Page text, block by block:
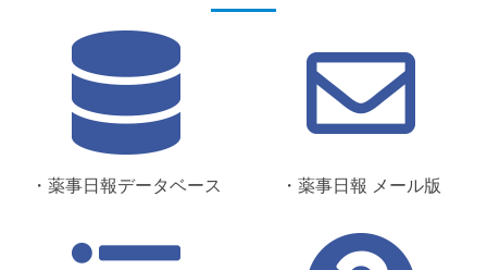
・薬事日報データベース ・薬事日報 メール版